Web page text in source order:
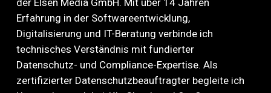
Erfahrung in der Softwareentwicklung,
Digitalisierung und IT-Beratung verbinde ich
technisches Verständnis mit fundierter
Datenschutz- und Compliance-Expertise. Als
zertifizierter Datenschutzbeauftragter begleite ich